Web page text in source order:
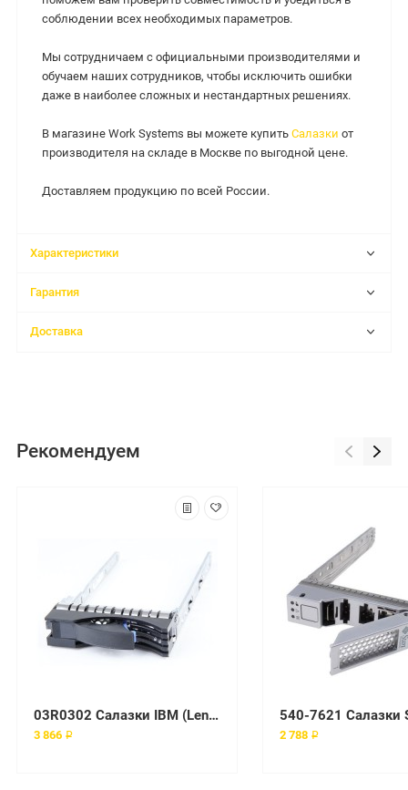
соблюдении всех необходимых параметров.
Мы сотрудничаем с официальными производителями и
обучаем наших сотрудников, чтобы исключить ошибки
даже в наиболее сложных и нестандартных решениях.
В магазине Work Systems вы можете купить Салазки от
производителя на складе в Москве по выгодной цене.
Доставляем продукцию по всей России.
Характеристики
Гарантия
Доставка
Рекомендуем
03R0302 Салазки IBM (Lenovo)
3 866 ₽ 2 788 ₽